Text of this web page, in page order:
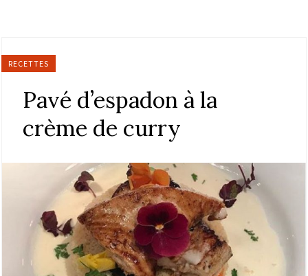
RECETTES
Pavé d’espadon à la
crème de curry